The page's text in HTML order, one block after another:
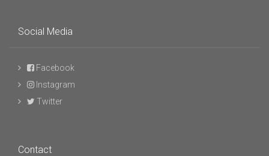
Social Media
Facebook
Instagram
Twitter
Contact